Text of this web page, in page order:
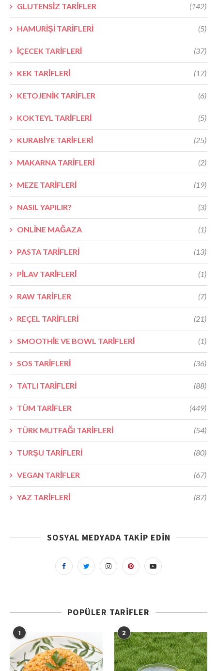
GLUTENSİZ TARİFLER (142)
HAMURİŞİ TARİFLERİ (5)
İÇECEK TARİFLERİ (37)
KEK TARİFLERİ (17)
KETOJENİK TARİFLER (6)
KOKTEYL TARİFLERİ (5)
KURABİYE TARİFLERİ (25)
MAKARNA TARİFLERİ (2)
MEZE TARİFLERİ (19)
NASIL YAPILIR? (3)
ONLİNE MAĞAZA (1)
PASTA TARİFLERİ (13)
PİLAV TARİFLERİ (1)
RAW TARİFLER (7)
REÇEL TARİFLERİ (21)
SMOOTHİE VE BOWL TARİFLERİ (1)
SOS TARİFLERİ (36)
TATLI TARİFLERİ (88)
TÜM TARİFLER (449)
TÜRK MUTFAĞI TARİFLERİ (54)
TURŞU TARİFLERİ (80)
VEGAN TARİFLER (67)
YAZ TARİFLERİ (87)
SOSYAL MEDYADA TAKIP EDIN
POPÜLER TARIFLER
1 2